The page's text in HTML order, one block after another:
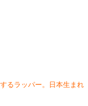
るラッパー。日本生まれ